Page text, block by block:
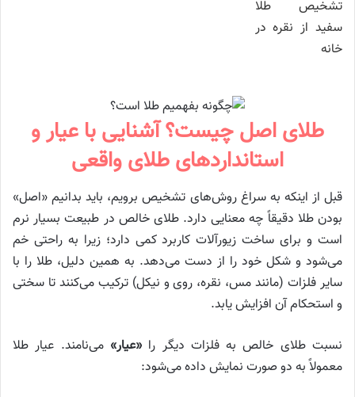
طلای اصل چیست؟ آشنایی با عیار و
استانداردهای طلای واقعی
قبل از اینکه به سراغ روش‌های تشخیص برویم، باید بدانیم «اصل»
بودن طلا دقیقاً چه معنایی دارد. طلای خالص در طبیعت بسیار نرم
است و برای ساخت زیورآلات کاربرد کمی دارد؛ زیرا به راحتی خم
می‌شود و شکل خود را از دست می‌دهد. به همین دلیل، طلا را با
سایر فلزات (مانند مس، نقره، روی و نیکل) ترکیب می‌کنند تا سختی
و استحکام آن افزایش یابد.
نسبت طلای خالص به فلزات دیگر را«عیار» می‌نامند. عیار طلا
معمولاً به دو صورت نمایش داده می‌شود: